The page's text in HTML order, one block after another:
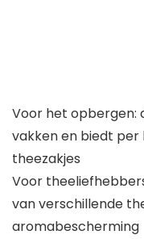
Voor het opbergen:
vakken en biedt per
theezakjes
Voor
van verschillende
aromabescherming